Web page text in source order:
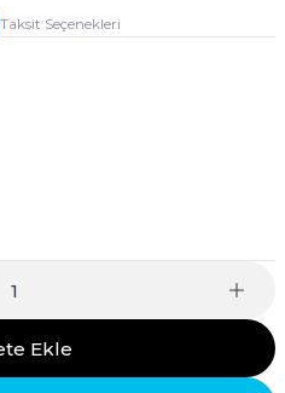
Taksit Seçenekleri
Ekle